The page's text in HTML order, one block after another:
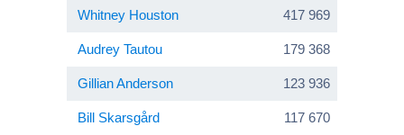
Whitney Houston 417 969
Audrey Tautou 179 368
Gillian Anderson 123 936
Bill Skarsgård 117 670